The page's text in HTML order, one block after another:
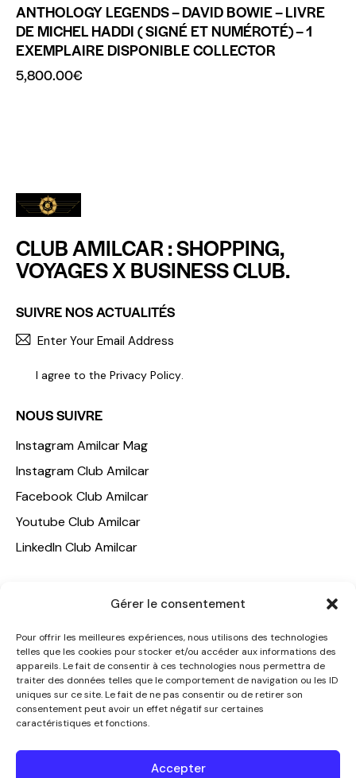
Gérer le consentement
Pour offrir les meilleures expériences, nous utilisons des technologies
telles que les cookies pour stocker et/ou accéder aux informations des
appareils. Le fait de consentir à ces technologies nous permettra de
traiter des données telles que le comportement de navigation ou les ID
uniques sur ce site. Le fait de ne pas consentir ou de retirer son
consentement peut avoir un effet négatif sur certaines
caractéristiques et fonctions.
Accepter
ANTHOLOGY LEGENDS – DAVID BOWIE – LIVRE
DE MICHEL HADDI ( SIGNÉ ET NUMÉROTÉ) – 1
EXEMPLAIRE DISPONIBLE COLLECTOR
5,800.00€
CLUB AMILCAR : SHOPPING,
VOYAGES X BUSINESS CLUB.
SUIVRE NOS ACTUALITÉS
I agree to the Privacy Policy.
NOUS SUIVRE
Instagram Amilcar Mag
Instagram Club Amilcar
Facebook Club Amilcar
Youtube Club Amilcar
LinkedIn Club Amilcar
AMILCAR TRAVEL CLUB
CLUB AMILCAR, Club d'affaires international
AGENCE MEDIANE
CONTACT
NOUS CONTACTER